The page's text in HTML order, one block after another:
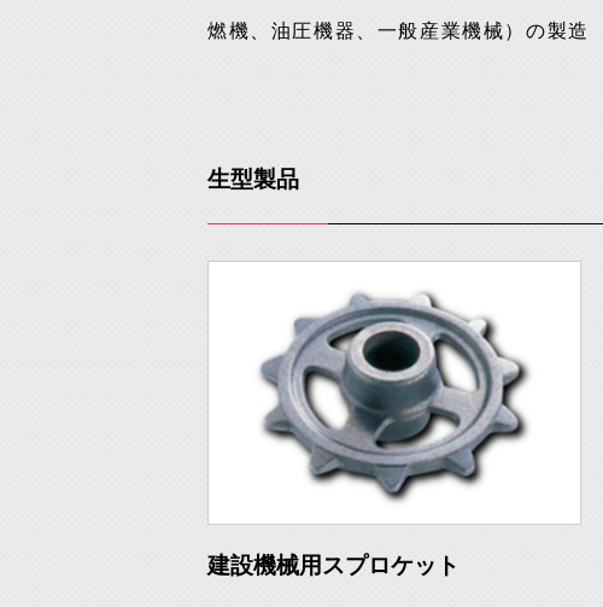
燃機、油圧機器、一般産業機械）の製造
生型製品
建設機械用スプロケット